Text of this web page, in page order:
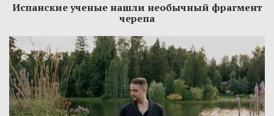
Испанские ученые нашли необычный фрагмент
черепа